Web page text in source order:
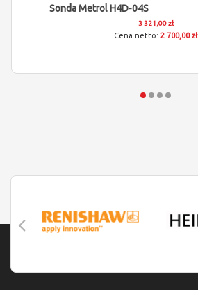
Sonda Metrol H4D-04S
3 321,00 zł
2 700,00 zł